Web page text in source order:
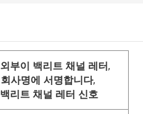
부이 백리트 채널 레터,
사명에 서명합니다,
리트 채널 레터 신호